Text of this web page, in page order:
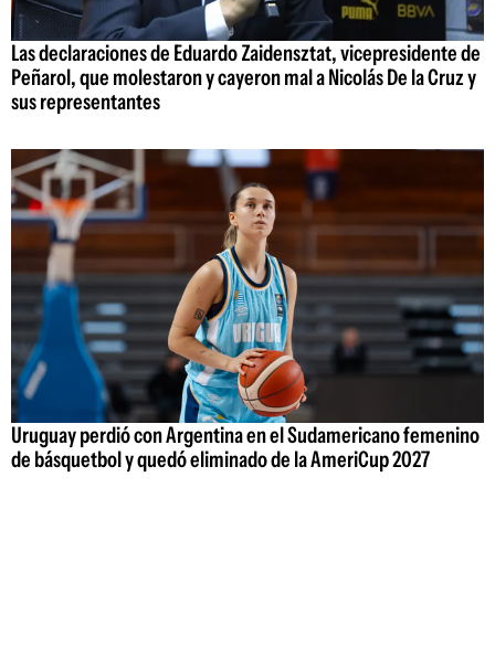
Las declaraciones de Eduardo Zaidensztat, vicepresidente de
Peñarol, que molestaron y cayeron mal a Nicolás De la Cruz y
sus representantes
Uruguay perdió con Argentina en el Sudamericano femenino
de básquetbol y quedó eliminado de la AmeriCup 2027